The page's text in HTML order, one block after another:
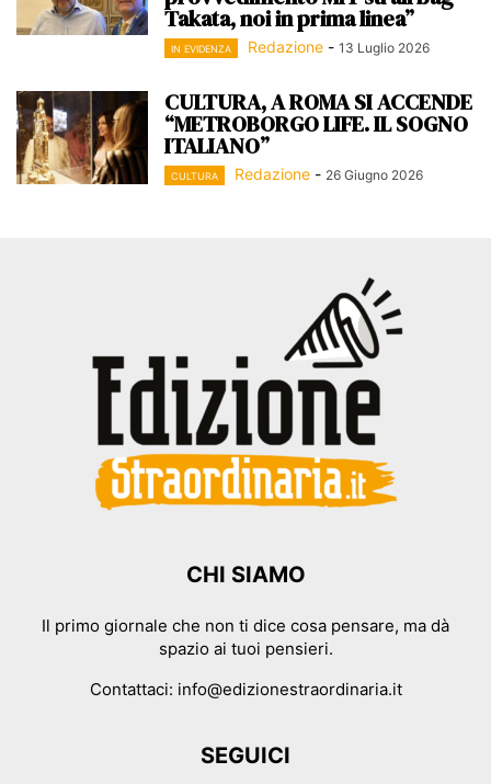
Takata, noi in prima linea”
IN EVIDENZA Redazione - 13 Luglio 2026
CULTURA, A ROMA SI ACCENDE
“METROBORGO LIFE. IL SOGNO
ITALIANO”
CULTURA Redazione - 26 Giugno 2026
CHI SIAMO
Il primo giornale che non ti dice cosa pensare, ma dà
spazio ai tuoi pensieri.
Contattaci: info@edizionestraordinaria.it
SEGUICI